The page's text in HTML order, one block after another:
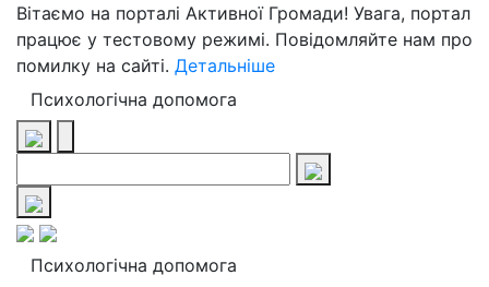
Вітаємо на порталі Активної Громади! Увага, портал
працює у тестовому режимі. Повідомляйте нам про
помилку на сайті. Детальніше
Психологічна допомога
Психологічна допомога